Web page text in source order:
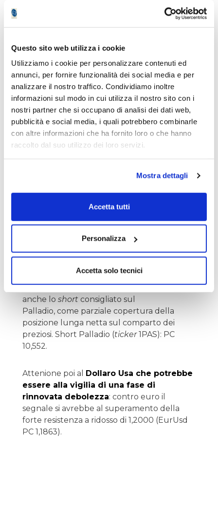
Questo sito web utilizza i cookie
Utilizziamo i cookie per personalizzare contenuti ed
annunci, per fornire funzionalità dei social media e per
analizzare il nostro traffico. Condividiamo inoltre
informazioni sul modo in cui utilizza il nostro sito con i
nostri partner che si occupano di analisi dei dati web,
pubblicità e social media, i quali potrebbero combinarle
con altre informazioni che ha fornito loro o che hanno
raccolto dal suo utilizzo dei loro servizi.
Mostra dettagli
Accetta tutti
Personalizza
Accetta solo tecnici
rispetto all’Oro. Sulla tenuta di area
e potrebbe proseguire verso quota 1.000
metà gennaio/inizio agosto.
Aggiorniamo i livelli: Oro: 1.871 $/oncia;
Platino: 957 $/oncia; Argento: 24,34 $/oncia.
Manteniamo anche le posizioni corte
tattiche sull’S&P500, con
l‘Etf shortsull’S&P500 Xtrackers S&P500 Inv
Come veicoli per il comparto preziosi si
depositi fisici dei metalli preziosi sottostanti,
senza comportare quindi rischi di credito,
PC 149,81; PHAG (argento): PC 19,186; PHPT
(platino): PC 75,020. Opportuno mantenere
anche lo short consigliato sul
Palladio, come parziale copertura della
posizione lunga netta sul comparto dei
preziosi. Short Palladio (ticker1PAS): PC
10,552.
Attenione poi al Dollaro Usa che potrebbe
essere alla vigilia di una fase di
rinnovata debolezza: contro euro il
segnale si avrebbe al superamento della
forte resistenza a ridosso di 1,2000 (EurUsd
PC 1,1863).